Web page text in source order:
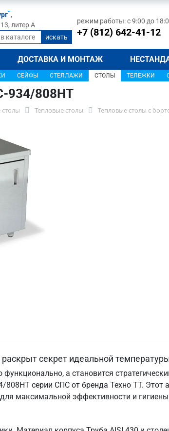
,
литер А
режим работы: с 9:00 до
+7 (812) 642-41-12
ДОСТАВКА И МОНТАЖ
СЕЙФЫ СТЕЛЛАЖИ СТОЛЫ ТЕЛЕЖКИ
934/808НТ
Тепловые столы
Тепловые столы с
секрет идеальной
а становится
серии СПС от бренда Техно ТТ. Этот
максимальной эффективности и